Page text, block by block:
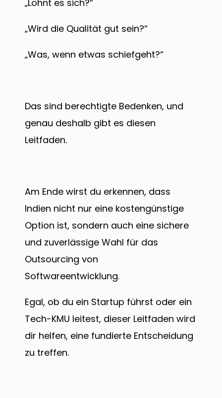
„Lohnt es sich?“
„Wird die Qualität gut sein?“
„Was, wenn etwas schiefgeht?“
Das sind berechtigte Bedenken, und
genau deshalb gibt es diesen
Leitfaden.
Am Ende wirst du erkennen, dass
Indien nicht nur eine kostengünstige
Option ist, sondern auch eine sichere
und zuverlässige Wahl für das
Outsourcing von
Softwareentwicklung.
Egal, ob du ein Startup führst oder ein
Tech-KMU leitest, dieser Leitfaden wird
dir helfen, eine fundierte Entscheidung
zu treffen.